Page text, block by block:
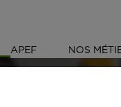
APEF NOS